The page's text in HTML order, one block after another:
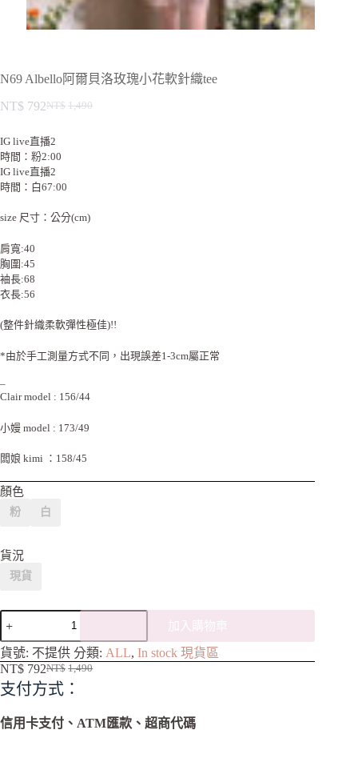
N69 Albello阿爾貝洛玫瑰小花軟針織tee
NT$ 1,490
NT$ 792
IG live直播2
時間：粉2:00
IG live直播2
時間：白67:00
size 尺寸：公分(cm)
肩寬:40
胸圍:45
袖長:68
衣長:56
(整件針織柔軟彈性極佳)!!
*由於手工測量方式不同，出現誤差1-3cm屬正常
–
Clair model : 156/44
小嫚 model : 173/49
闆娘 kimi ：158/45
顏色
粉 白
貨況
現貨
加入購物車
A
l
t
e
n
貨號: 不提供 分類: ALL, In stock 現貨區
NT$ 1,490
NT$ 792
支付方式：
信用卡支付、ATM匯款、超商代碼